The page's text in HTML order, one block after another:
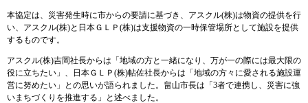
本協定は、災害発生時に市からの要請に基づき、アスクル(株)は物資の提供を行
い、アスクル(株)と日本ＧＬＰ(株)は支援物資の一時保管場所として施設を提供
するものです。
アスクル(株)吉岡社長からは「地域の方と一緒になり、万が一の際には最大限の
役に立ちたい」、日本ＧＬＰ(株)帖佐社長からは「地域の方々に愛される施設運
営に努めたい」との思いが語られました。畠山市長は「3者で連携し、災害に強
いまちづくりを推進する」と述べました。